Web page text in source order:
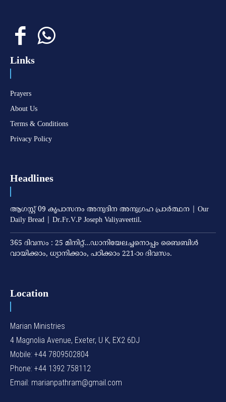
Links
Prayers
About Us
Terms & Conditions
Privacy Policy
Headlines
ആഗസ്റ്റ് 09 കൃപാസനം അനുദിന അനുഗ്രഹ പ്രാർത്ഥന | Our
Daily Bread | Dr.Fr.V.P Joseph Valiyaveettil.
365 ദിവസം : 25 മിനിറ്റ്…ഡാനിയേലച്ചനൊപ്പം ബൈബിൾ
വായിക്കാം, ധ്യാനിക്കാം, പഠിക്കാം 221-ാo ദിവസം.
Location
Marian Ministries
4 Magnolia Avenue, Exeter, U K, EX2 6DJ
Mobile: +44 7809502804
Phone: +44 1392 758112
Email: marianpathram@gmail.com